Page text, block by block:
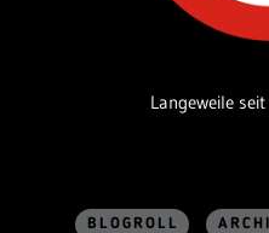
Langeweile seit
BLOGROLL